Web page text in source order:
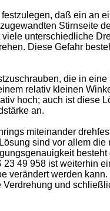
daß ein an
Stirnseite
unterschiedliche
Diese Gefahr
die in
relativ kleinen
hoch; auch ist diese
an.
miteinander
sind vor allem die
besteht
49 958 ist weiterhin
verändert werden
und